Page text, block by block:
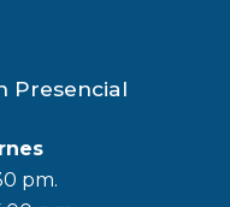
Presencial
pm.